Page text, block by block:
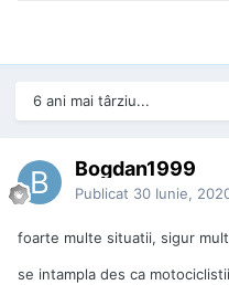
6 ani mai târziu...
Bogdan1999
Publicat 30 Iunie,
foarte multe situatii, sigur
se intampla des ca